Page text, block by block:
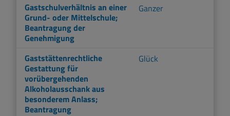
Gastschulverhältnis an einer
Grund- oder Mittelschule;
Beantragung der
Genehmigung
Ganzer
Gaststättenrechtliche
Gestattung für
vorübergehenden
Alkoholausschank aus
besonderem Anlass;
Beantragung
Glück